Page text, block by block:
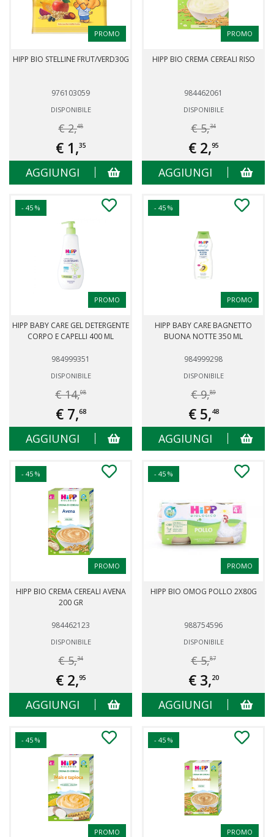
PROMO
HIPP BIO STELLINE FRUT/VERD30G
976103059
DISPONIBILE
€ 2,48
€ 1,35
AGGIUNGI
PROMO
HIPP BIO CREMA CEREALI RISO
984462061
DISPONIBILE
€ 5,34
€ 2,95
AGGIUNGI
- 45 %
PROMO
HIPP BABY CARE GEL DETERGENTE
CORPO E CAPELLI 400 ML
984999351
DISPONIBILE
€ 14,08
€ 7,68
AGGIUNGI
- 45 %
PROMO
HIPP BABY CARE BAGNETTO
BUONA NOTTE 350 ML
984999298
DISPONIBILE
€ 9,89
€ 5,48
AGGIUNGI
- 45 %
PROMO
HIPP BIO CREMA CEREALI AVENA
200 GR
984462123
DISPONIBILE
€ 5,34
€ 2,95
AGGIUNGI
- 45 %
PROMO
HIPP BIO OMOG POLLO 2X80G
988754596
DISPONIBILE
€ 5,87
€ 3,20
AGGIUNGI
- 45 %
PROMO
- 45 %
PROMO